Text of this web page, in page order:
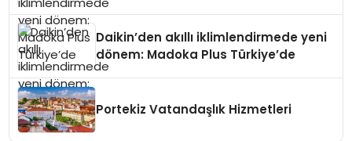
Daikin’den akıllı iklimlendirmede yeni
dönem: Madoka Plus Türkiye’de
Portekiz Vatandaşlık Hizmetleri